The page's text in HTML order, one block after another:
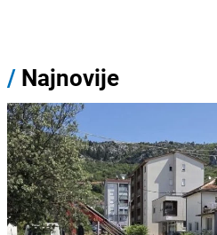
/ Najnovije